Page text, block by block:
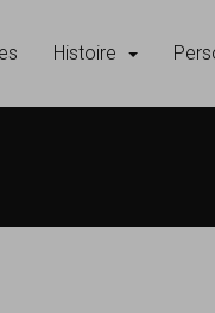
Histoire
les informations d'aide à la